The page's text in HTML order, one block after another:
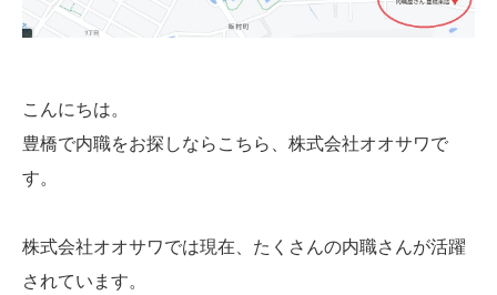
こんにちは。
豊橋で内職をお探しならこちら、株式会社オオサワで
す。
株式会社オオサワでは現在、たくさんの内職さんが活躍
されています。